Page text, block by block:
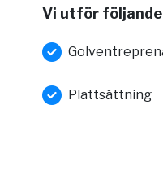
Vi utför
Plattsättning​